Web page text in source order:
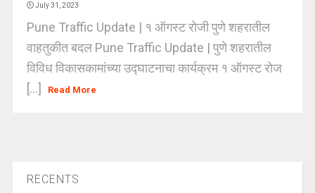
July 31, 2023
Pune Traffic Update | १ ऑगस्ट रोजी पुणे शहरातील
वाहतुकीत बदल Pune Traffic Update | पुणे शहरातील
विविध विकासकामांच्या उद्घाटनाचा कार्यक्रम १ ऑगस्ट रोज
[...]
Read More
RECENTS